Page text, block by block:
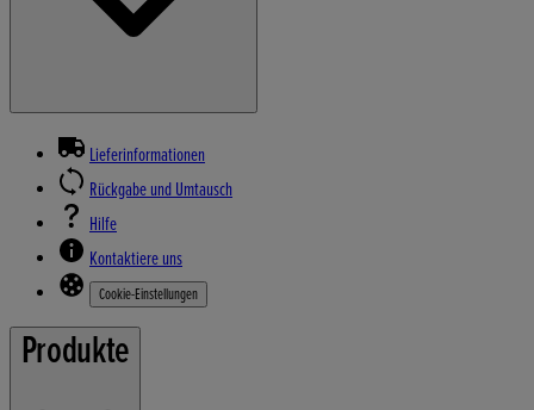
Lieferinformationen
Rückgabe und Umtausch
Hilfe
Kontaktiere uns
Cookie-Einstellungen
Produkte